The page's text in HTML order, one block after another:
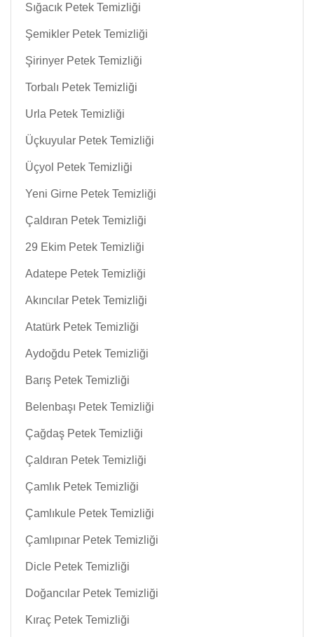
Sığacık Petek Temizliği
Şemikler Petek Temizliği
Şirinyer Petek Temizliği
Torbalı Petek Temizliği
Urla Petek Temizliği
Üçkuyular Petek Temizliği
Üçyol Petek Temizliği
Yeni Girne Petek Temizliği
Çaldıran Petek Temizliği
29 Ekim Petek Temizliği
Adatepe Petek Temizliği
Akıncılar Petek Temizliği
Atatürk Petek Temizliği
Aydoğdu Petek Temizliği
Barış Petek Temizliği
Belenbaşı Petek Temizliği
Çağdaş Petek Temizliği
Çaldıran Petek Temizliği
Çamlık Petek Temizliği
Çamlıkule Petek Temizliği
Çamlıpınar Petek Temizliği
Dicle Petek Temizliği
Doğancılar Petek Temizliği
Kıraç Petek Temizliği